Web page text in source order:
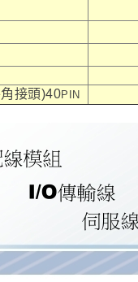
接頭)40PIN